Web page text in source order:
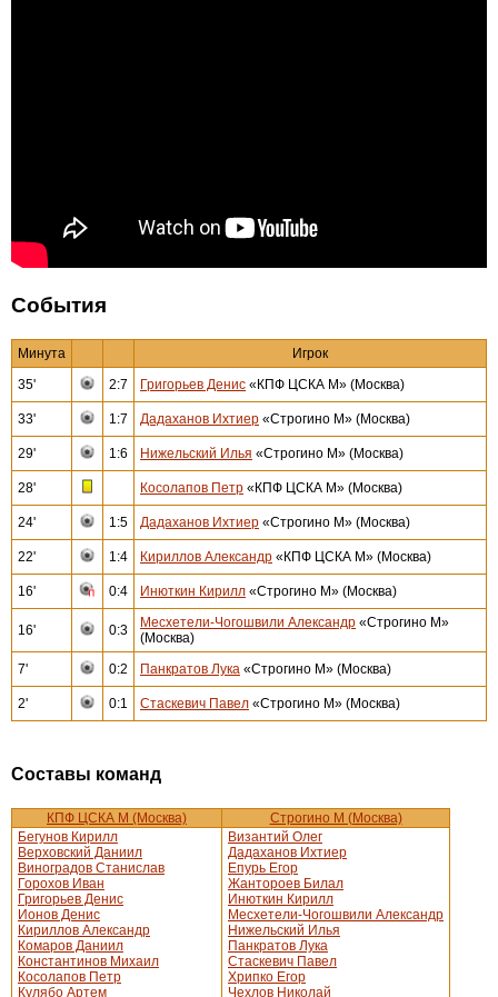
События
Минута
Игрок
35'
2:7 Григорьев Денис «КПФ ЦСКА М» (Москва)
33' 1:7 Дадаханов Ихтиер «Строгино М» (Москва)
29' 1:6 Нижельский Илья «Строгино М» (Москва)
28' Косолапов Петр «КПФ ЦСКА М» (Москва)
24' 1:5 Дадаханов Ихтиер «Строгино М» (Москва)
22' 1:4 Кириллов Александр «КПФ ЦСКА М» (Москва)
16' 0:4 Инюткин Кирилл «Строгино М» (Москва)
16' 0:3 Месхетели-Чогошвили Александр «Строгино М»
(Москва)
7'
0:2 Панкратов Лука «Строгино М» (Москва)
2' 0:1 Стаскевич Павел «Строгино М» (Москва)
Составы команд
КПФ ЦСКА М (Москва)
Строгино М (Москва)
Бегунов Кирилл
Верховский Даниил
Виноградов Станислав
Горохов Иван
Григорьев Денис
Ионов Денис
Кириллов Александр
Комаров Даниил
Константинов Михаил
Косолапов Петр
Кулябо Артем
Византий Олег
Дадаханов Ихтиер
Епурь Егор
Жантороев Билал
Инюткин Кирилл
Месхетели-Чогошвили Александр
Нижельский Илья
Панкратов Лука
Стаскевич Павел
Хрипко Егор
Чехлов Николай